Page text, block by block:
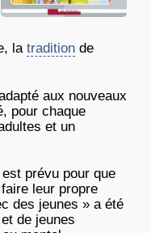
la tradition de
aux nouveaux
pour chaque
et un
prévu pour que
leur propre
des jeunes » a été
de jeunes